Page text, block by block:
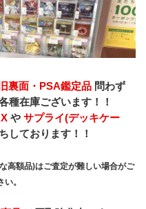
旧裏面・PSA鑑定品 問わず
種在庫ございます！！
や サプライ(デッキケー
しております！！
高額品)はご査定が難しい場合がご
。